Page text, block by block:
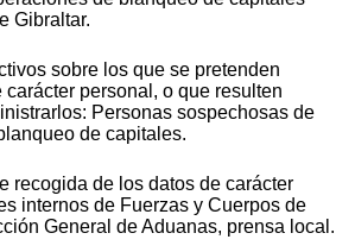
Gibraltar.
sobre los que se pretenden
carácter personal, o que resulten
Personas sospechosas de
de capitales.
recogida de los datos de carácter
internos de Fuerzas y Cuerpos de
General de Aduanas, prensa local.